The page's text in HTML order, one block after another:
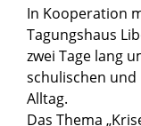
In Kooperation
Tagungshaus
zwei Tage lang
schulischen
Alltag.
Das Thema